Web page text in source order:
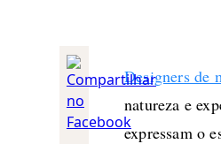
Designers de
natureza e
expressam o